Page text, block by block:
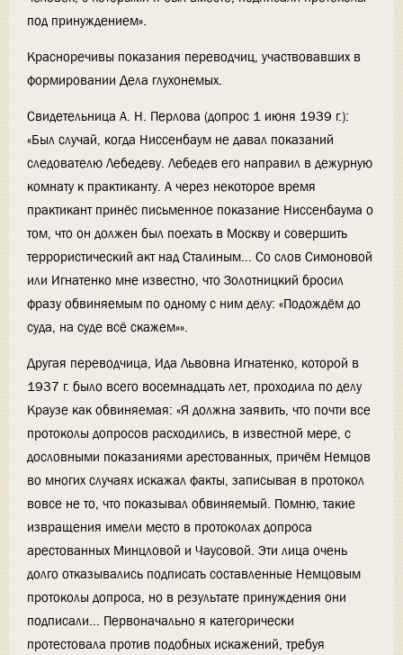
под принуждением».
Красноречивы показания переводчиц, участвовавших в
формировании Дела глухонемых.
Свидетельница А. Н. Перлова (допрос 1 июня 1939 г.):
«Был случай, когда Ниссенбаум не давал показаний
следователю Лебедеву. Лебедев его направил в дежурную
комнату к практиканту. А через некоторое время
практикант принёс письменное показание Ниссенбаума о
том, что он должен был поехать в Москву и совершить
террористический акт над Сталиным... Со слов Симоновой
или Игнатенко мне известно, что Золотницкий бросил
фразу обвиняемым по одному с ним делу: «Подождём до
суда, на суде всё скажем»».
Другая переводчица, Ида Львовна Игнатенко, которой в
1937 г. было всего восемнадцать лет, проходила по делу
Краузе как обвиняемая: «Я должна заявить, что почти все
протоколы допросов расходились, в известной мере, с
дословными показаниями арестованных, причём Немцов
во многих случаях искажал факты, записывая в протокол
вовсе не то, что показывал обвиняемый. Помню, такие
извращения имели место в протоколах допроса
арестованных Минцловой и Чаусовой. Эти лица очень
долго отказывались подписать составленные Немцовым
протоколы допроса, но в результате принуждения они
подписали... Первоначально я категорически
протестовала против подобных искажений, требуя